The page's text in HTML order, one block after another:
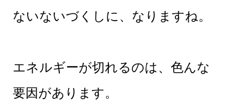
ないないづくしに、なりますね。
エネルギーが切れるのは、色んな
要因があります。